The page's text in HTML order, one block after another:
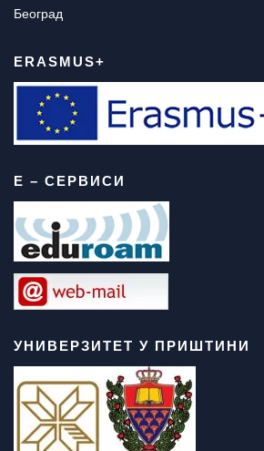
Београд
ERASMUS+
Е – СЕРВИСИ
УНИВЕРЗИТЕТ У ПРИШТИНИ